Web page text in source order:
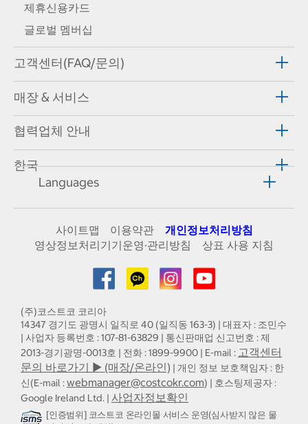
제휴신용카드
글로벌 멤버십
고객센터(FAQ/문의)
매장 & 서비스
협력업체 안내
한국
Languages
사이트맵 이용약관
개인정보처리방침
영상정보처리기기운영·관리방침
상표 사용 지침
(주)코스트코 코리아
14347 경기도 광명시 일직로 40 (일직동 163-3) | 대표자 : 조민수
| 사업자 등록번호 : 107-81-63829 | 통신판매업 신고번호 : 제
2013-경기광명-0013호 | 전화 : 1899-9900 | E-mail : 고객센터
문의 바로가기 ▶ (매장/온라인) | 개인 정보 보호책임자 : 한
신(E-mail :webmanager@costcokr.com) | 호스팅제공자 :
Google Ireland Ltd. | 사업자정보확인
[인증범위] 코스트코 온라인몰 서비스 운영(심사받지 않은 물